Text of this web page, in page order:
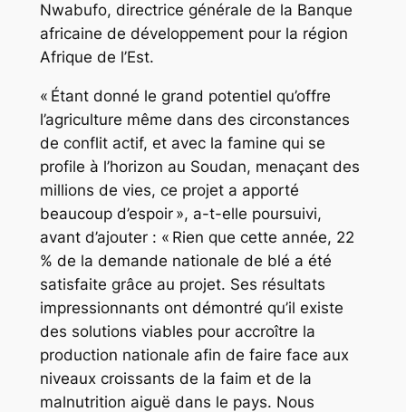
Nwabufo, directrice générale de la Banque
africaine de développement pour la région
Afrique de l’Est.
« Étant donné le grand potentiel qu’offre
l’agriculture même dans des circonstances
de conflit actif, et avec la famine qui se
profile à l’horizon au Soudan, menaçant des
millions de vies, ce projet a apporté
beaucoup d’espoir », a-t-elle poursuivi,
avant d’ajouter : « Rien que cette année, 22
% de la demande nationale de blé a été
satisfaite grâce au projet. Ses résultats
impressionnants ont démontré qu’il existe
des solutions viables pour accroître la
production nationale afin de faire face aux
niveaux croissants de la faim et de la
malnutrition aiguë dans le pays. Nous